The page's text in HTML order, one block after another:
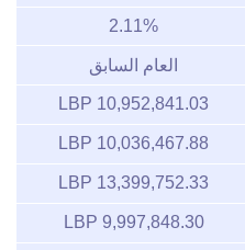
2.11%
العام السابق
10,952,841.03 LBP
10,036,467.88 LBP
13,399,752.33 LBP
9,997,848.30 LBP